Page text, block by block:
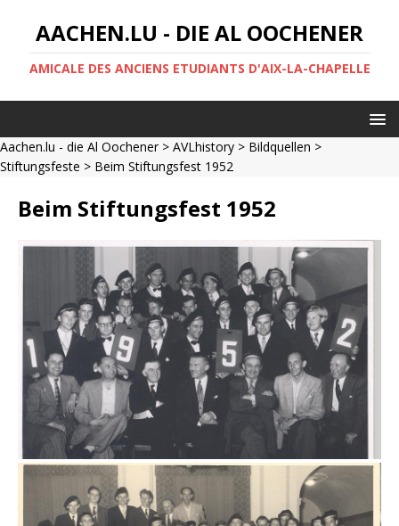
AACHEN.LU - DIE AL OOCHENER
AMICALE DES ANCIENS ETUDIANTS D'AIX-LA-CHAPELLE
Aachen.lu - die Al Oochener> AVLhistory > Bildquellen >
Stiftungsfeste > Beim Stiftungsfest 1952
Beim Stiftungsfest 1952